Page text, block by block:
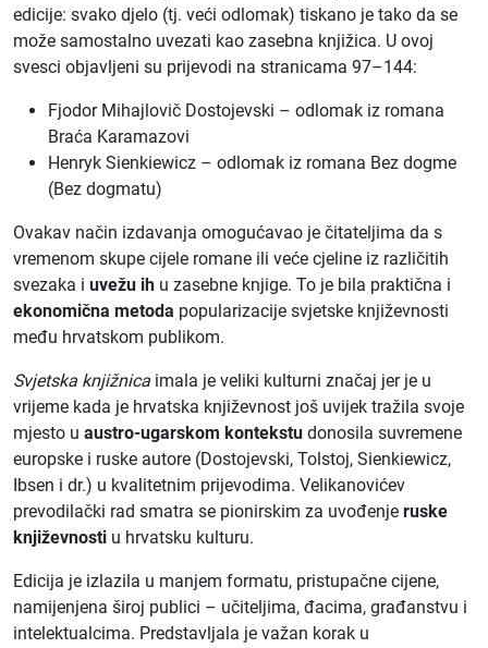
edicije: svako djelo (tj. veći odlomak) tiskano je tako da se
može samostalno uvezati kao zasebna knjižica. U ovoj
svesci objavljeni su prijevodi na stranicama 97–144:
Fjodor Mihajlovič Dostojevski – odlomak iz romana
Braća Karamazovi
Henryk Sienkiewicz – odlomak iz romana Bez dogme
(Bez dogmatu)
Ovakav način izdavanja omogućavao je čitateljima da s
vremenom skupe cijele romane ili veće cjeline iz različitih
svezaka i uvežu ih u zasebne knjige. To je bila praktična i
ekonomična metoda popularizacije svjetske književnosti
među hrvatskom publikom.
Svjetska knjižnica imala je veliki kulturni značaj jer je u
vrijeme kada je hrvatska književnost još uvijek tražila svoje
mjesto u austro-ugarskom kontekstu donosila suvremene
europske i ruske autore (Dostojevski, Tolstoj, Sienkiewicz,
Ibsen i dr.) u kvalitetnim prijevodima. Velikanovićev
prevodilački rad smatra se pionirskim za uvođenje ruske
književnosti u hrvatsku kulturu.
Edicija je izlazila u manjem formatu, pristupačne cijene,
namijenjena široj publici – učiteljima, đacima, građanstvu i
intelektualcima. Predstavljala je važan korak u